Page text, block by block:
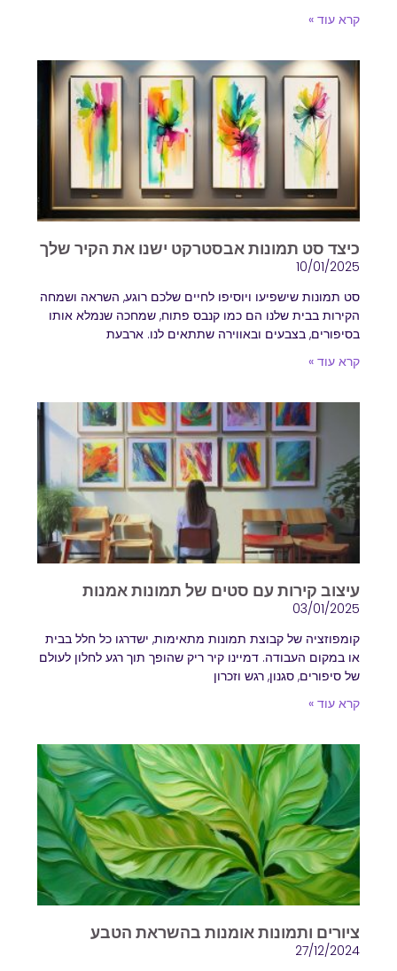
קרא עוד »
כיצד סט תמונות אבסטרקט ישנו את הקיר שלך
10/01/2025
סט תמונות שישפיעו ויוסיפו לחיים שלכם רוגע, השראה ושמחה
הקירות בבית שלנו הם כמו קנבס פתוח, שמחכה שנמלא אותו
בסיפורים, בצבעים ובאווירה שתתאים לנו. ארבעת
קרא עוד »
עיצוב קירות עם סטים של תמונות אמנות
03/01/2025
קומפוזציה של קבוצת תמונות מתאימות, ישדרגו כל חלל בבית
או במקום העבודה. דמיינו קיר ריק שהופך תוך רגע לחלון לעולם
של סיפורים, סגנון, רגש וזכרון
קרא עוד »
ציורים ותמונות אומנות בהשראת הטבע
27/12/2024